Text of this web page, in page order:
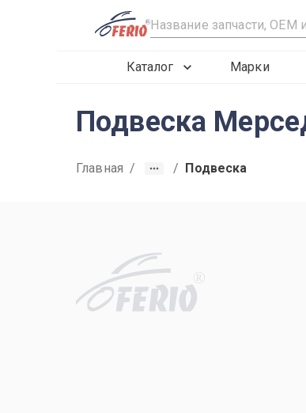
R
Каталог Марки
Подвеска
Главная / / Подвеска
R